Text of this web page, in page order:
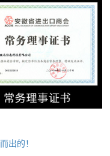
出的！